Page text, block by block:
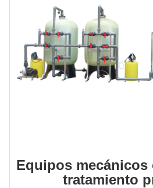
Equipos mecánicos
tratamiento